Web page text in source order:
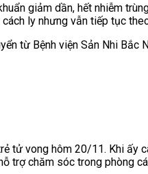
giảm dần, hết nhiễm
ly nhưng vẫn tiếp tục
từ Bệnh viện Sản Nhi Bắc
tử vong hôm 20/11. Khi ấy
trợ chăm sóc trong phòng